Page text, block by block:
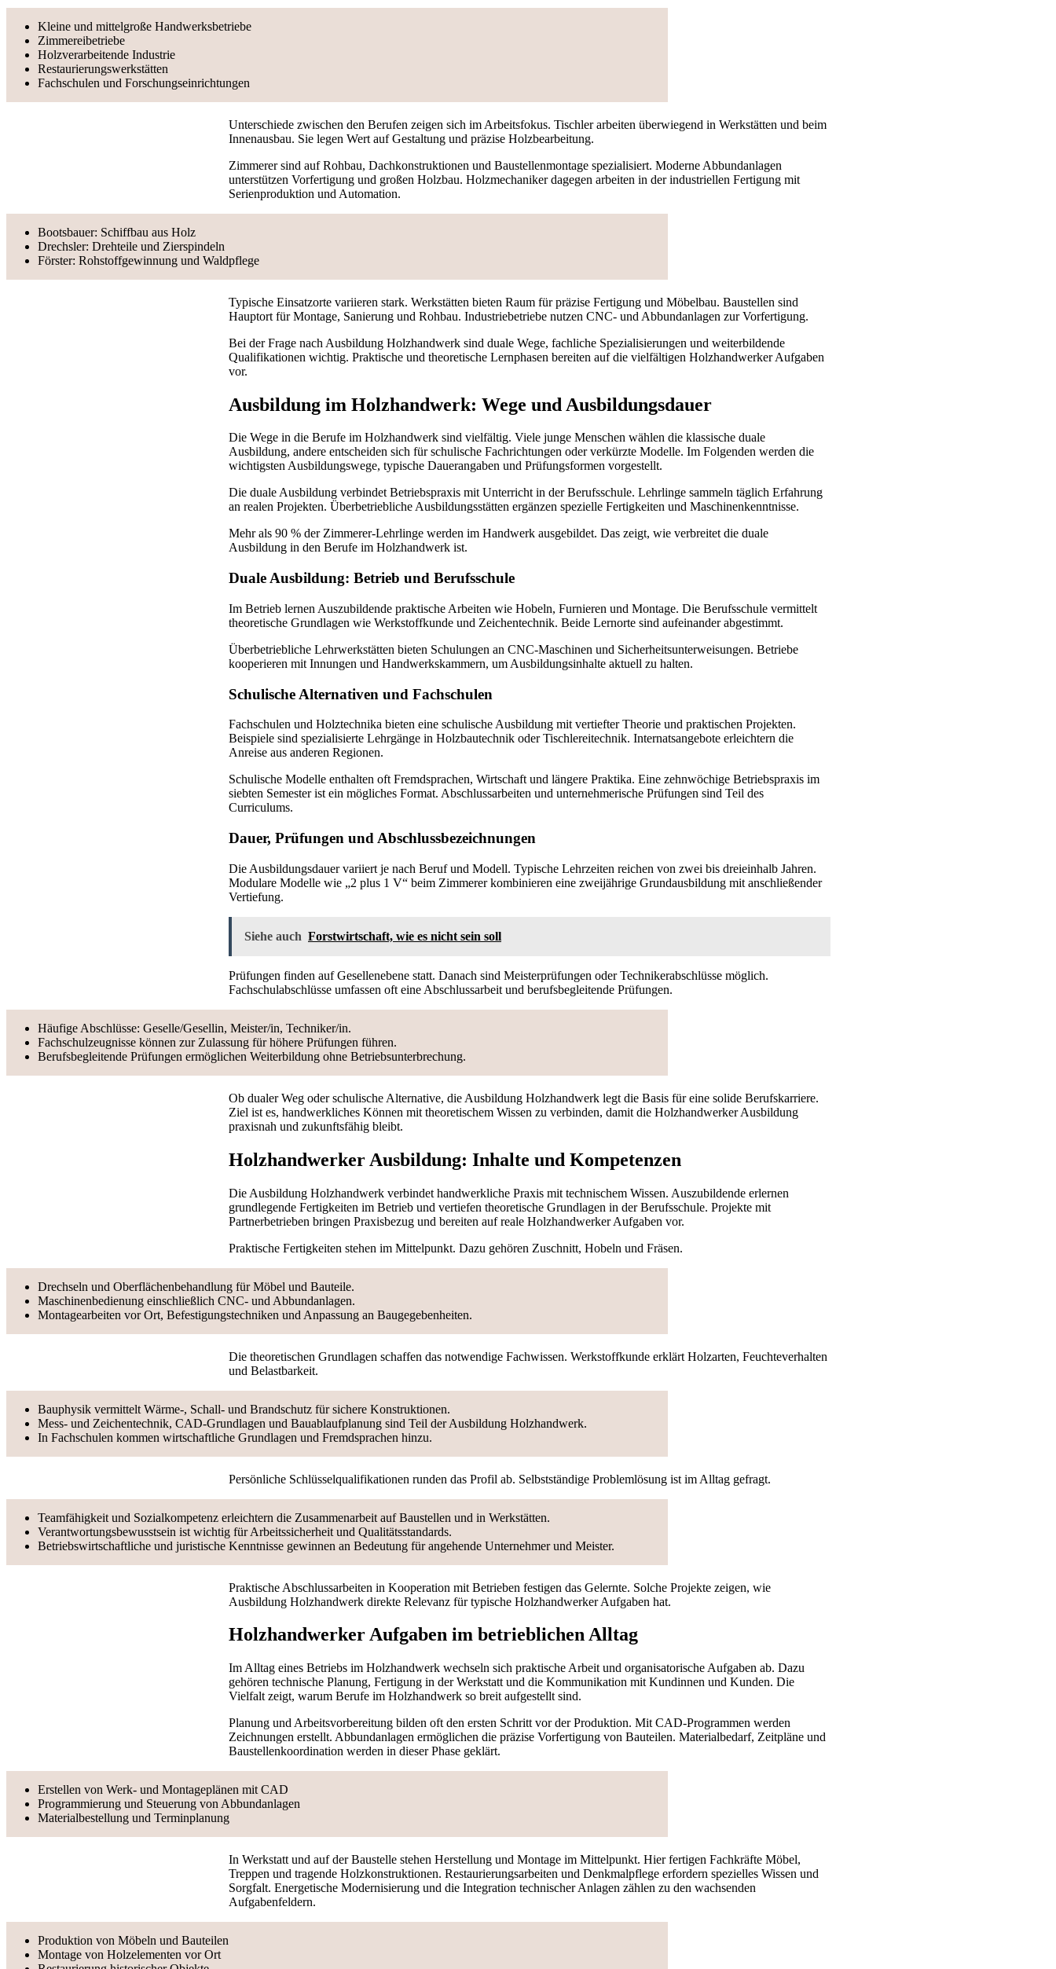
Kleine und mittelgroße Handwerksbetriebe
Zimmereibetriebe
Holzverarbeitende Industrie
Restaurierungswerkstätten
Fachschulen und Forschungseinrichtungen
Unterschiede zwischen den Berufen zeigen sich im Arbeitsfokus. Tischler arbeiten überwiegend in Werkstätten und beim
Innenausbau. Sie legen Wert auf Gestaltung und präzise Holzbearbeitung.
Zimmerer sind auf Rohbau, Dachkonstruktionen und Baustellenmontage spezialisiert. Moderne Abbundanlagen
unterstützen Vorfertigung und großen Holzbau. Holzmechaniker dagegen arbeiten in der industriellen Fertigung mit
Serienproduktion und Automation.
Bootsbauer: Schiffbau aus Holz
Drechsler: Drehteile und Zierspindeln
Förster: Rohstoffgewinnung und Waldpflege
Typische Einsatzorte variieren stark. Werkstätten bieten Raum für präzise Fertigung und Möbelbau. Baustellen sind
Hauptort für Montage, Sanierung und Rohbau. Industriebetriebe nutzen CNC- und Abbundanlagen zur Vorfertigung.
Bei der Frage nach Ausbildung Holzhandwerk sind duale Wege, fachliche Spezialisierungen und weiterbildende
Qualifikationen wichtig. Praktische und theoretische Lernphasen bereiten auf die vielfältigen Holzhandwerker Aufgaben
vor.
Ausbildung im Holzhandwerk: Wege und Ausbildungsdauer
Die Wege in die Berufe im Holzhandwerk sind vielfältig. Viele junge Menschen wählen die klassische duale
Ausbildung, andere entscheiden sich für schulische Fachrichtungen oder verkürzte Modelle. Im Folgenden werden die
wichtigsten Ausbildungswege, typische Dauerangaben und Prüfungsformen vorgestellt.
Die duale Ausbildung verbindet Betriebspraxis mit Unterricht in der Berufsschule. Lehrlinge sammeln täglich Erfahrung
an realen Projekten. Überbetriebliche Ausbildungsstätten ergänzen spezielle Fertigkeiten und Maschinenkenntnisse.
Mehr als 90 % der Zimmerer-Lehrlinge werden im Handwerk ausgebildet. Das zeigt, wie verbreitet die duale
Ausbildung in den Berufe im Holzhandwerk ist.
Duale Ausbildung: Betrieb und Berufsschule
Im Betrieb lernen Auszubildende praktische Arbeiten wie Hobeln, Furnieren und Montage. Die Berufsschule vermittelt
theoretische Grundlagen wie Werkstoffkunde und Zeichentechnik. Beide Lernorte sind aufeinander abgestimmt.
Überbetriebliche Lehrwerkstätten bieten Schulungen an CNC-Maschinen und Sicherheitsunterweisungen. Betriebe
kooperieren mit Innungen und Handwerkskammern, um Ausbildungsinhalte aktuell zu halten.
Schulische Alternativen und Fachschulen
Fachschulen und Holztechnika bieten eine schulische Ausbildung mit vertiefter Theorie und praktischen Projekten.
Beispiele sind spezialisierte Lehrgänge in Holzbautechnik oder Tischlereitechnik. Internatsangebote erleichtern die
Anreise aus anderen Regionen.
Schulische Modelle enthalten oft Fremdsprachen, Wirtschaft und längere Praktika. Eine zehnwöchige Betriebspraxis im
siebten Semester ist ein mögliches Format. Abschlussarbeiten und unternehmerische Prüfungen sind Teil des
Curriculums.
Dauer, Prüfungen und Abschlussbezeichnungen
Die Ausbildungsdauer variiert je nach Beruf und Modell. Typische Lehrzeiten reichen von zwei bis dreieinhalb Jahren.
Modulare Modelle wie „2 plus 1 V“ beim Zimmerer kombinieren eine zweijährige Grundausbildung mit anschließender
Vertiefung.
Siehe auch Forstwirtschaft, wie es nicht sein soll
Prüfungen finden auf Gesellenebene statt. Danach sind Meisterprüfungen oder Technikerabschlüsse möglich.
Fachschulabschlüsse umfassen oft eine Abschlussarbeit und berufsbegleitende Prüfungen.
Häufige Abschlüsse: Geselle/Gesellin, Meister/in, Techniker/in.
Fachschulzeugnisse können zur Zulassung für höhere Prüfungen führen.
Berufsbegleitende Prüfungen ermöglichen Weiterbildung ohne Betriebsunterbrechung.
Ob dualer Weg oder schulische Alternative, die Ausbildung Holzhandwerk legt die Basis für eine solide Berufskarriere.
Ziel ist es, handwerkliches Können mit theoretischem Wissen zu verbinden, damit die Holzhandwerker Ausbildung
praxisnah und zukunftsfähig bleibt.
Holzhandwerker Ausbildung: Inhalte und Kompetenzen
Die Ausbildung Holzhandwerk verbindet handwerkliche Praxis mit technischem Wissen. Auszubildende erlernen
grundlegende Fertigkeiten im Betrieb und vertiefen theoretische Grundlagen in der Berufsschule. Projekte mit
Partnerbetrieben bringen Praxisbezug und bereiten auf reale Holzhandwerker Aufgaben vor.
Praktische Fertigkeiten stehen im Mittelpunkt. Dazu gehören Zuschnitt, Hobeln und Fräsen.
Drechseln und Oberflächenbehandlung für Möbel und Bauteile.
Maschinenbedienung einschließlich CNC- und Abbundanlagen.
Montagearbeiten vor Ort, Befestigungstechniken und Anpassung an Baugegebenheiten.
Die theoretischen Grundlagen schaffen das notwendige Fachwissen. Werkstoffkunde erklärt Holzarten, Feuchteverhalten
und Belastbarkeit.
Bauphysik vermittelt Wärme-, Schall- und Brandschutz für sichere Konstruktionen.
Mess- und Zeichentechnik, CAD-Grundlagen und Bauablaufplanung sind Teil der Ausbildung Holzhandwerk.
In Fachschulen kommen wirtschaftliche Grundlagen und Fremdsprachen hinzu.
Persönliche Schlüsselqualifikationen runden das Profil ab. Selbstständige Problemlösung ist im Alltag gefragt.
Teamfähigkeit und Sozialkompetenz erleichtern die Zusammenarbeit auf Baustellen und in Werkstätten.
Verantwortungsbewusstsein ist wichtig für Arbeitssicherheit und Qualitätsstandards.
Betriebswirtschaftliche und juristische Kenntnisse gewinnen an Bedeutung für angehende Unternehmer und Meister.
Praktische Abschlussarbeiten in Kooperation mit Betrieben festigen das Gelernte. Solche Projekte zeigen, wie
Ausbildung Holzhandwerk direkte Relevanz für typische Holzhandwerker Aufgaben hat.
Holzhandwerker Aufgaben im betrieblichen Alltag
Im Alltag eines Betriebs im Holzhandwerk wechseln sich praktische Arbeit und organisatorische Aufgaben ab. Dazu
gehören technische Planung, Fertigung in der Werkstatt und die Kommunikation mit Kundinnen und Kunden. Die
Vielfalt zeigt, warum Berufe im Holzhandwerk so breit aufgestellt sind.
Planung und Arbeitsvorbereitung bilden oft den ersten Schritt vor der Produktion. Mit CAD-Programmen werden
Zeichnungen erstellt. Abbundanlagen ermöglichen die präzise Vorfertigung von Bauteilen. Materialbedarf, Zeitpläne und
Baustellenkoordination werden in dieser Phase geklärt.
Erstellen von Werk- und Montageplänen mit CAD
Programmierung und Steuerung von Abbundanlagen
Materialbestellung und Terminplanung
In Werkstatt und auf der Baustelle stehen Herstellung und Montage im Mittelpunkt. Hier fertigen Fachkräfte Möbel,
Treppen und tragende Holzkonstruktionen. Restaurierungsarbeiten und Denkmalpflege erfordern spezielles Wissen und
Sorgfalt. Energetische Modernisierung und die Integration technischer Anlagen zählen zu den wachsenden
Aufgabenfeldern.
Produktion von Möbeln und Bauteilen
Montage von Holzelementen vor Ort